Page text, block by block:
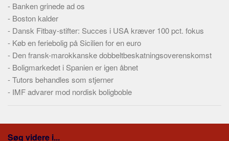
- Banken grinede ad os
- Boston kalder
- Dansk Fitbay-stifter: Succes i USA kræver 100 pct. fokus
- Køb en feriebolig på Sicilien for en euro
- Den fransk-marokkanske dobbeltbeskatningsoverenskomst
- Boligmarkedet i Spanien er igen åbnet
-Tutors behandles som stjerner
- IMF advarer mod nordisk boligboble
Søg videre i...